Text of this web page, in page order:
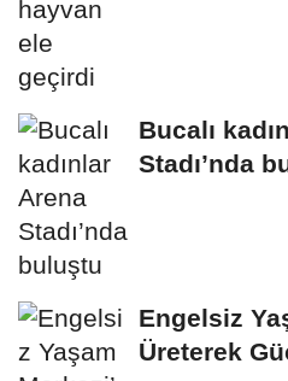
Bucalı
Stadı’nda
Engelsiz
Üreterek